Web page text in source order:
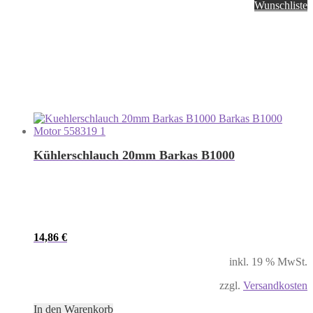
Wunschliste
Kühlerschlauch 20mm Barkas B1000
14,86 €
inkl. 19 % MwSt.
zzgl. Versandkosten
In den Warenkorb